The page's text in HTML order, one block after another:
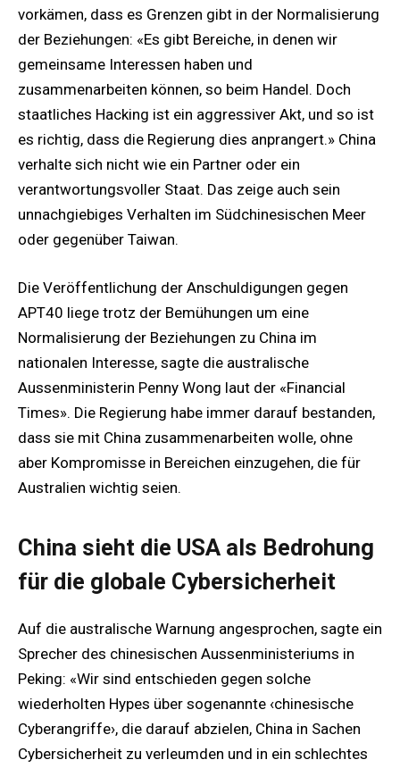
vorkämen, dass es Grenzen gibt in der Normalisierung
der Beziehungen: «Es gibt Bereiche, in denen wir
gemeinsame Interessen haben und
zusammenarbeiten können, so beim Handel. Doch
staatliches Hacking ist ein aggressiver Akt, und so ist
es richtig, dass die Regierung dies anprangert.» China
verhalte sich nicht wie ein Partner oder ein
verantwortungsvoller Staat. Das zeige auch sein
unnachgiebiges Verhalten im Südchinesischen Meer
oder gegenüber Taiwan.
Die Veröffentlichung der Anschuldigungen gegen
APT40 liege trotz der Bemühungen um eine
Normalisierung der Beziehungen zu China im
nationalen Interesse, sagte die australische
Aussenministerin Penny Wong laut der «Financial
Times». Die Regierung habe immer darauf bestanden,
dass sie mit China zusammenarbeiten wolle, ohne
aber Kompromisse in Bereichen einzugehen, die für
Australien wichtig seien.
China sieht die USA als Bedrohung
für die globale Cybersicherheit
Auf die australische Warnung angesprochen, sagte ein
Sprecher des chinesischen Aussenministeriums in
Peking: «Wir sind entschieden gegen solche
wiederholten Hypes über sogenannte ‹chinesische
Cyberangriffe›, die darauf abzielen, China in Sachen
Cybersicherheit zu verleumden und in ein schlechtes